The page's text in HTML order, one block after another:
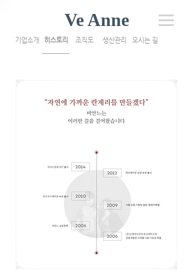
Ve Anne
기업소개 히스토리 조직도 생산관리 오시는 길